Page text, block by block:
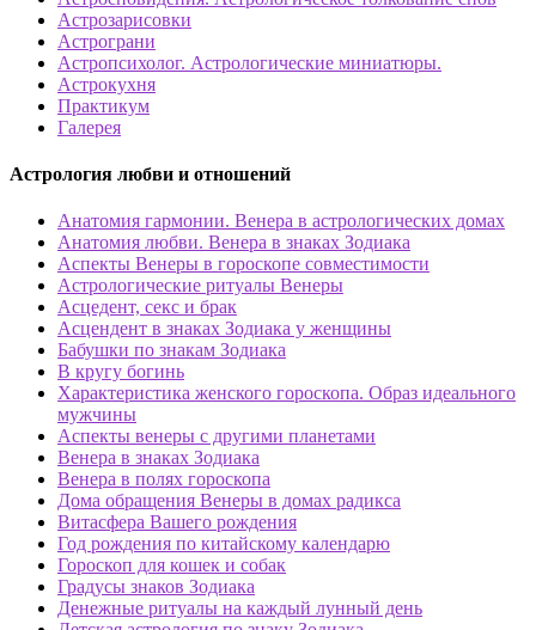
Астрозарисовки
Астрограни
Астропсихолог. Астрологические миниатюры.
Астрокухня
Практикум
Галерея
Астрология любви и отношений
Анатомия гармонии. Венера в астрологических домах
Анатомия любви. Венера в знаках Зодиака
Аспекты Венеры в гороскопе совместимости
Астрологические ритуалы Венеры
Асцедент, секс и брак
Асцендент в знаках Зодиака у женщины
Бабушки по знакам Зодиака
В кругу богинь
Характеристика женского гороскопа. Образ идеального
мужчины
Аспекты венеры с другими планетами
Венера в знаках Зодиака
Венера в полях гороскопа
Дома обращения Венеры в домах радикса
Витасфера Вашего рождения
Год рождения по китайскому календарю
Гороскоп для кошек и собак
Градусы знаков Зодиака
Денежные ритуалы на каждый лунный день